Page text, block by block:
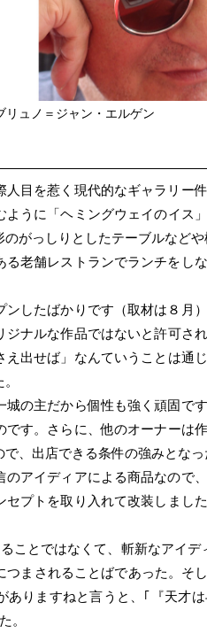
リュノ＝ジャン・エルゲン
人目を惹く現代的なギャラリー
ように「ヘミングウェイのイス
がっしりとしたテーブルなど
る老舗レストランでランチをし
ンしたばかりです（取材は８
ジナルな作品ではないと許可さ
え出せば」なんていうことは通
城の主だから個性も強く頑固
です。さらに、他のオーナーは
、出店できる条件の強みとなっ
のアイディアによる商品なので
セプトを取り入れて改装しまし
ことではなくて、斬新なアイ
まされることばであった。そ
ありますねと言うと、｢『天才
。